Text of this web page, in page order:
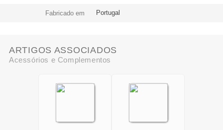
Fabricado em Portugal
ARTIGOS ASSOCIADOS
Acessórios e Complementos